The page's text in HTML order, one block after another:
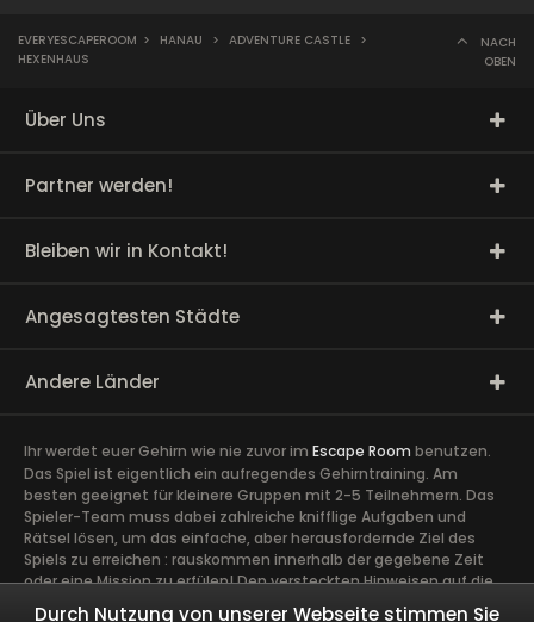
EVERYESCAPEROOM > HANAU > ADVENTURE CASTLE >
HEXENHAUS
NACH
OBEN
Über Uns
Partner werden!
Bleiben wir in Kontakt!
Angesagtesten Städte
Andere Länder
Ihr werdet euer Gehirn wie nie zuvor im Escape Room benutzen.
Das Spiel ist eigentlich ein aufregendes Gehirntraining. Am
besten geeignet für kleinere Gruppen mit 2-5 Teilnehmern. Das
Spieler-Team muss dabei zahlreiche knifflige Aufgaben und
Rätsel lösen, um das einfache, aber herausfordernde Ziel des
Spiels zu erreichen : rauskommen innerhalb der gegebene Zeit
oder eine Mission zu erfülen! Den versteckten Hinweisen auf die
Spur zu kommen, erfordert volle Konzentration sowie die Ideen
Durch Nutzung von unserer Webseite stimmen Sie